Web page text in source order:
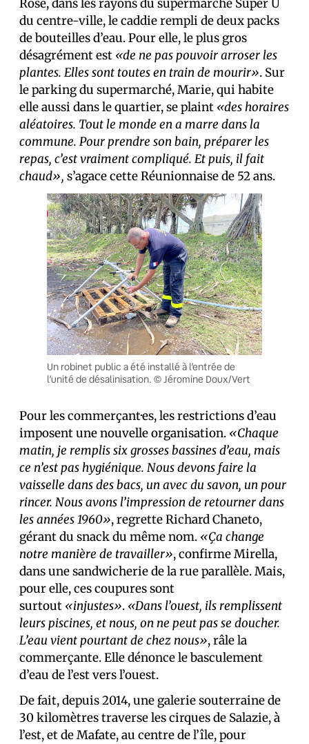
Rose, dans les rayons du supermarché Super U
du centre-ville, le caddie rempli de deux packs
de bouteilles d’eau. Pour elle, le plus gros
désagrément est «de ne pas pouvoir arroser les
plantes. Elles sont toutes en train de mourir». Sur
le parking du supermarché, Marie, qui habite
elle aussi dans le quartier, se plaint «des horaires
aléatoires. Tout le monde en a marre dans la
commune. Pour prendre son bain, préparer les
repas, c’est vraiment compliqué. Et puis, il fait
chaud», s’agace cette Réunionnaise de 52 ans.
Un robinet public a été installé à l’entrée de
l’unité de désalinisation. © Jéromine Doux/Vert
Pour les commerçant·es, les restrictions d’eau
imposent une nouvelle organisation. «Chaque
matin, je remplis six grosses bassines d’eau, mais
ce n’est pas hygiénique. Nous devons faire la
vaisselle dans des bacs, un avec du savon, un pour
rincer. Nous avons l’impression de retourner dans
les années 1960», regrette Richard Chaneto,
gérant du snack du même nom. «Ça change
notre manière de travailler», confirme Mirella,
dans une sandwicherie de la rue parallèle. Mais,
pour elle, ces coupures sont
surtout «injustes». «Dans l’ouest, ils remplissent
leurs piscines, et nous, on ne peut pas se doucher.
L’eau vient pourtant de chez nous», râle la
commerçante. Elle dénonce le basculement
d’eau de l’est vers l’ouest.
De fait, depuis 2014, une galerie souterraine de
30 kilomètres traverse les cirques de Salazie, à
l’est, et de Mafate, au centre de l’île, pour